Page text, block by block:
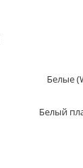
Белые
Белый